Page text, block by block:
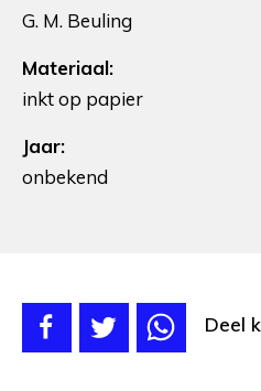
G. M. Beuling
Materiaal:
inkt op papier
Jaar:
onbekend
Deel